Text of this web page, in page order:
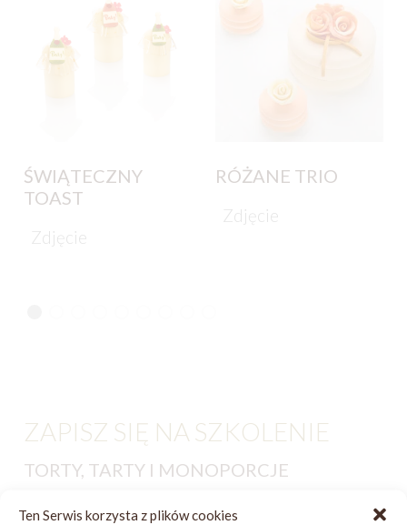
Ten Serwis korzysta z plików cookies
ŚWIĄTECZNY
TOAST
Zdjęcie
RÓŻANE TRIO
Zdjęcie
ZAPISZ SIĘ NA SZKOLENIE
TORTY, TARTY I MONOPORCJE